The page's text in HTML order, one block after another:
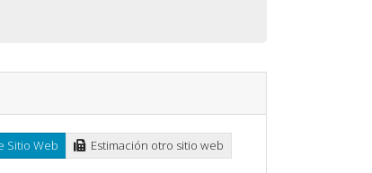
Sitio Web Estimación otro sitio web